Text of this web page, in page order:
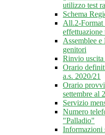
utilizzo test
Schema
All.2-Format
effettuazione
Assemblee
genitori
Rinvio uscita
Orario
a.s. 2020/21
Orario
settembre al
Servizio
Numero
"Palladio"
Informazioni